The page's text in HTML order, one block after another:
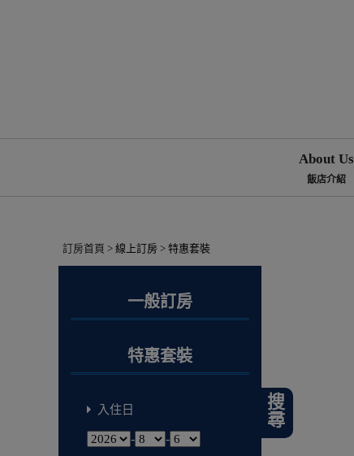
About Us
飯店介紹
訂房首頁 > 線上訂房 > 特惠套裝
一般訂房
特惠套裝
搜尋
入住日
- -